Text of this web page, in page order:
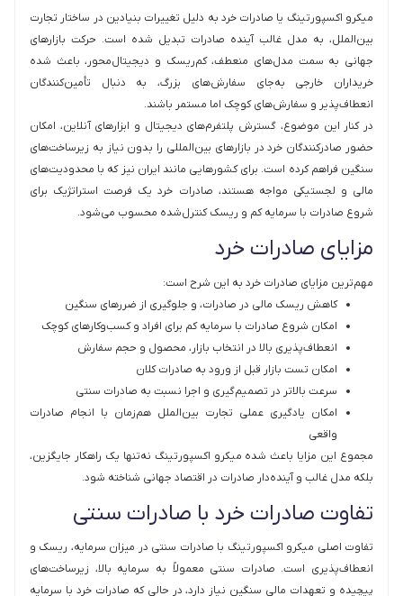
میکرو اکسپورتینگ یا صادرات خرد به دلیل تغییرات بنیادین در ساختار تجارت
بین‌الملل، به مدل غالب آینده صادرات تبدیل شده است. حرکت بازارهای
جهانی به سمت مدل‌های منعطف، کم‌ریسک و دیجیتال‌محور، باعث شده
خریداران خارجی به‌جای سفارش‌های بزرگ، به دنبال تأمین‌کنندگان
انعطاف‌پذیر و سفارش‌های کوچک اما مستمر باشند.
در کنار این موضوع، گسترش پلتفرم‌های دیجیتال و ابزارهای آنلاین، امکان
حضور صادرکنندگان خرد در بازارهای بین‌المللی را بدون نیاز به زیرساخت‌های
سنگین فراهم کرده است. برای کشورهایی مانند ایران نیز که با محدودیت‌های
مالی و لجستیکی مواجه‌ هستند، صادرات خرد یک فرصت استراتژیک برای
شروع صادرات با سرمایه کم و ریسک کنترل‌شده محسوب می‌شود.
مزایای صادرات خرد
مهم‌ترین مزایای صادرات خرد به این شرح است:
کاهش ریسک مالی در صادرات، و جلوگیری از ضررهای سنگین
امکان شروع صادرات با سرمایه کم برای افراد و کسب‌وکارهای کوچک
انعطاف‌پذیری بالا در انتخاب بازار، محصول و حجم سفارش
امکان تست بازار قبل از ورود به صادرات کلان
سرعت بالاتر در تصمیم‌گیری و اجرا نسبت به صادرات سنتی
امکان یادگیری عملی تجارت بین‌الملل هم‌زمان با انجام صادرات
واقعی
مجموع این مزایا باعث شده میکرو اکسپورتینگ نه‌تنها یک راهکار جایگزین،
بلکه مدل غالب و آینده‌دار صادرات در اقتصاد جهانی شناخته شود.
تفاوت صادرات خرد با صادرات سنتی
تفاوت اصلی میکرو اکسپورتینگ با صادرات سنتی در میزان سرمایه، ریسک و
انعطاف‌پذیری است. صادرات سنتی معمولاً به سرمایه بالا، زیرساخت‌های
پیچیده و تعهدات مالی سنگین نیاز دارد، در حالی که صادرات خرد با سرمایه